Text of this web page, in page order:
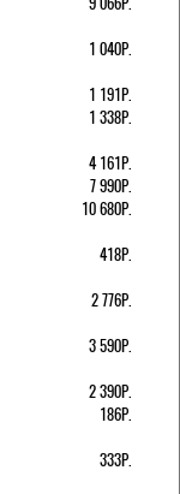
1 040Р.
1 191Р.
1 338Р.
4 161Р.
7 990Р.
10 680Р.
418Р.
2 776Р.
3 590Р.
2 390Р.
186Р.
333Р.